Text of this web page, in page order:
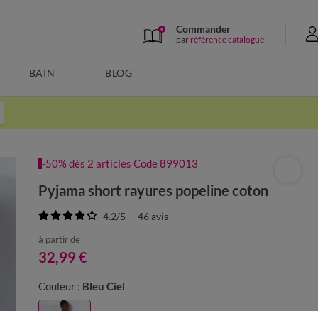
Commander
par référence catalogue
BAIN BLOG
-50% dès 2 articles Code 899013
Pyjama short rayures popeline coton
4.2/5 - 46avis
à partir de
32,99 €
Couleur : Bleu Ciel